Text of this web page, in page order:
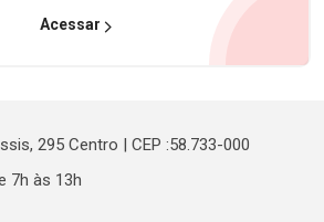
Acessar
295 Centro | CEP :58.733-000
7h às 13h